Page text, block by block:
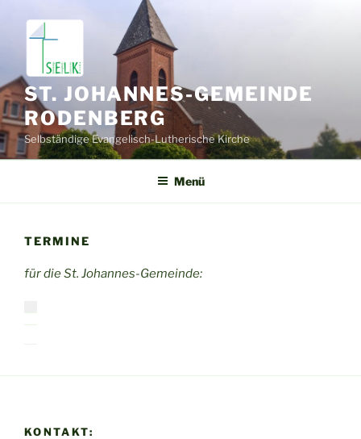
ST. JOHANNES-GEMEINDE
RODENBERG
Selbständige Evangelisch-Lutherische Kirche
Menü
TERMINE
für die St. Johannes-Gemeinde:
KONTAKT: